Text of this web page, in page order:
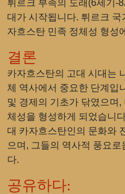
튀르크 부족의 도래(6세기-
대가 시작됩니다. 튀르크
자흐스탄 민족 정체성 형성
결론
카자흐스탄의 고대 시대는
체 역사에서 중요한 단계입
및 경제의 기초가 닦였으며
체성을 형성하게 되었습니
대 카자흐스탄인의 문화와
으며, 그들의 역사적 풍요
다.
공유하다: